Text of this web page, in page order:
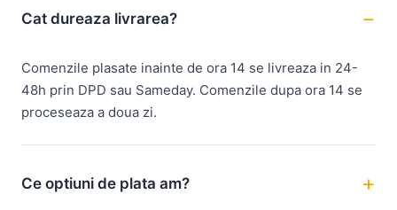
Cat dureaza livrarea?
Comenzile plasate inainte de ora 14 se livreaza in 24-
48h prin DPD sau Sameday. Comenzile dupa ora 14 se
proceseaza a doua zi.
Ce optiuni de plata am?